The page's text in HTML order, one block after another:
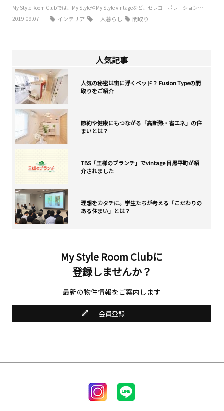
人気記事
人気の秘密は宙に浮くベッド？ Fusion Typeの間
取りをご紹介
節約や健康にもつながる「高断熱・省エネ」の住
まいとは？
TBS「王様のブランチ」でvintage 目黒平町が紹
介されました
理想をカタチに。学生たちが考える「こだわりの
ある住まい」とは？
My Style Room Clubに
登録しませんか？
最新の物件情報をご案内します
会員登録
My Style Room Clubでは、My StyleやMy Style vintageなど、セレコーポレーション…
2019.09.07
インテリア 一人暮らし 間取り